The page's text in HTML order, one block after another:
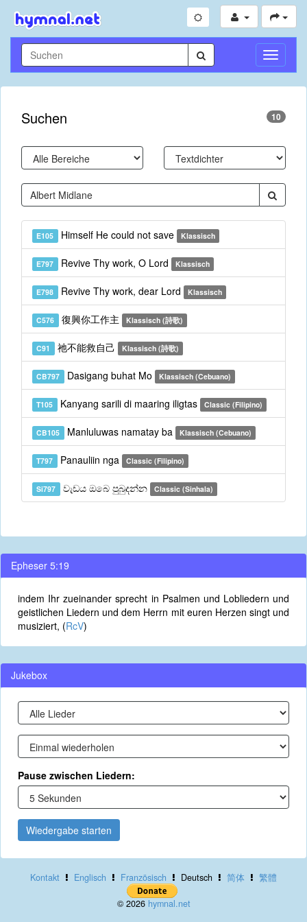
Suchen 10
E105 Himself He could not save Klassisch
E797 Revive Thy work, O Lord Klassisch
E798 Revive Thy work, dear Lord Klassisch
C576 復興你工作主 Klassisch (詩歌)
C91 祂不能救自己 Klassisch (詩歌)
CB797 Dasigang buhat Mo Klassisch (Cebuano)
T105 Kanyang sarili di maaring iligtas Classic (Filipino)
CB105 Manluluwas namatay ba Klassisch (Cebuano)
T797 Panauliin nga Classic (Filipino)
Si797 වැඩය ඔබෙ පුබුදන්න Classic (Sinhala)
Epheser 5:19
indem Ihr zueinander sprecht in Psalmen und Lobliedern und
geistlichen Liedern und dem Herrn mit euren Herzen singt und
musiziert, (RcV)
Jukebox
Pause zwischen Liedern:
Wiedergabe starten
Kontakt Englisch Französisch Deutsch 简体 繁體
© 2026 hymnal.net